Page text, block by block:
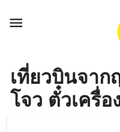

เที่ยวบินจาก
โจว ตั๋วเครื่